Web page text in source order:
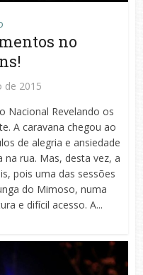
no
de 2015
Nacional Revelando os
A caravana chegou ao
de alegria e ansiedade
rua. Mas, desta vez, a
pois uma das sessões
do Mimoso, numa
e difícil acesso. A...